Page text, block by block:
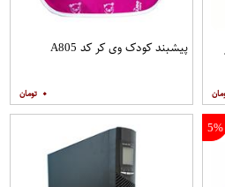
پیشبند کودک وی کر کد A805
۰
5%